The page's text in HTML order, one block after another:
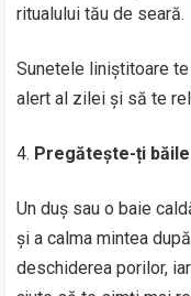
ritualului tău de seară.
Sunetele liniștitoare
alert al zilei și să te
Pregătește-ți
Un duș sau o baie
și a calma mintea
deschiderea porilor,